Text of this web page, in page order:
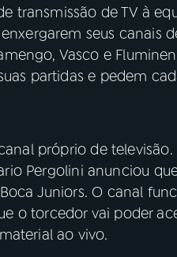
transmissão de TV à
seus canais
Vasco e
partidas e pedem
próprio de
Pergolini anunciou
Juniors. O canal
o torcedor vai poder
ao vivo.